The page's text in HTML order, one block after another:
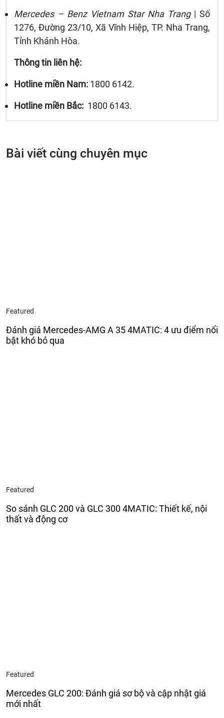
Mercedes – Benz Vietnam Star Nha Trang| Số
1276, Đường 23/10, Xã Vĩnh Hiệp, TP. Nha Trang,
Tỉnh Khánh Hòa.
Thông tin liên hệ:
Hotline miền Nam: 1800 6142.
Hotline miền Bắc: 1800 6143.
Bài viết cùng chuyên mục
Featured
Đánh giá Mercedes-AMG A 35 4MATIC: 4 ưu điểm nổi
bật khó bỏ qua
Featured
So sánh GLC 200 và GLC 300 4MATIC: Thiết kế, nội
thất và động cơ
Featured
Mercedes GLC 200: Đánh giá sơ bộ và cập nhật giá
mới nhất